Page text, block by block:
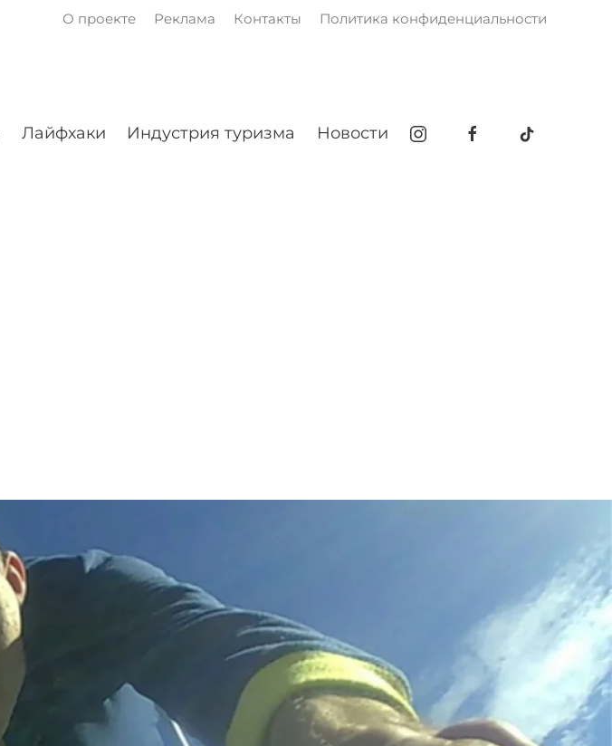
О проекте Реклама Контакты Политика конфиденциальности
Лайфхаки Индустрия туризма Новости